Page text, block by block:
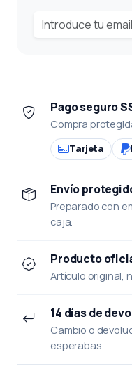
Pago seguro
Compra
Tarjeta
Envío
Preparado con
caja.
Producto
Artículo original,
14 días de
Cambio o
esperabas.